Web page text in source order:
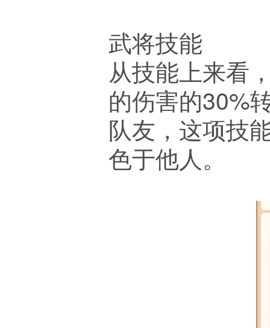
武将技能
从技能上来看
的伤害的30%
队友，这项技
色于他人。